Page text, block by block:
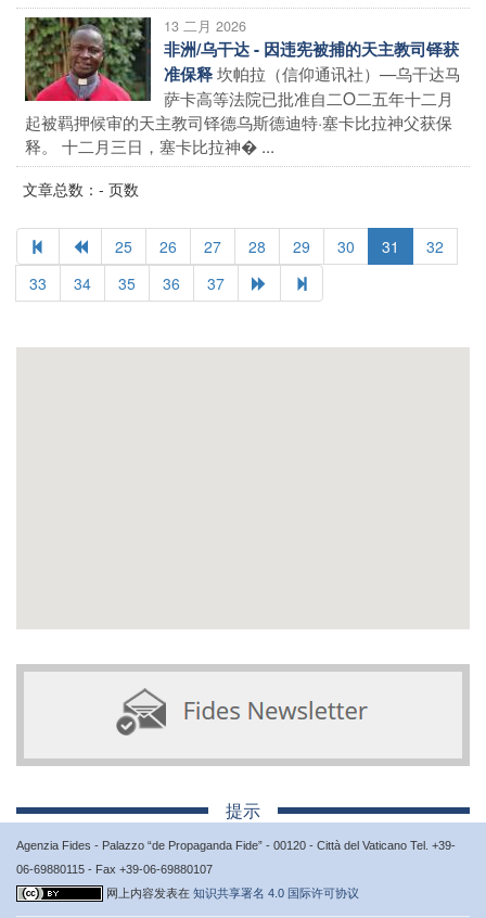
13 二月 2026
非洲/乌干达 - 因违宪被捕的天主教司铎获
准保释坎帕拉（信仰通讯社）—乌干达马
萨卡高等法院已批准自二O二五年十二月
起被羁押候审的天主教司铎德乌斯德迪特·塞卡比拉神父获保
释。 十二月三日，塞卡比拉神� ...
文章总数：- 页数
25 26 27 28 29 30 31
32
33
34 35 36 37
提示
Agenzia Fides - Palazzo “de Propaganda Fide” - 00120 - Città del Vaticano Tel. +39-
06-69880115 - Fax +39-06-69880107
网上内容发表在 知识共享署名 4.0 国际许可协议